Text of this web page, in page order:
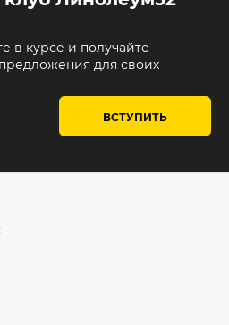
в курсе и получайте
для своих
ВСТУПИТЬ